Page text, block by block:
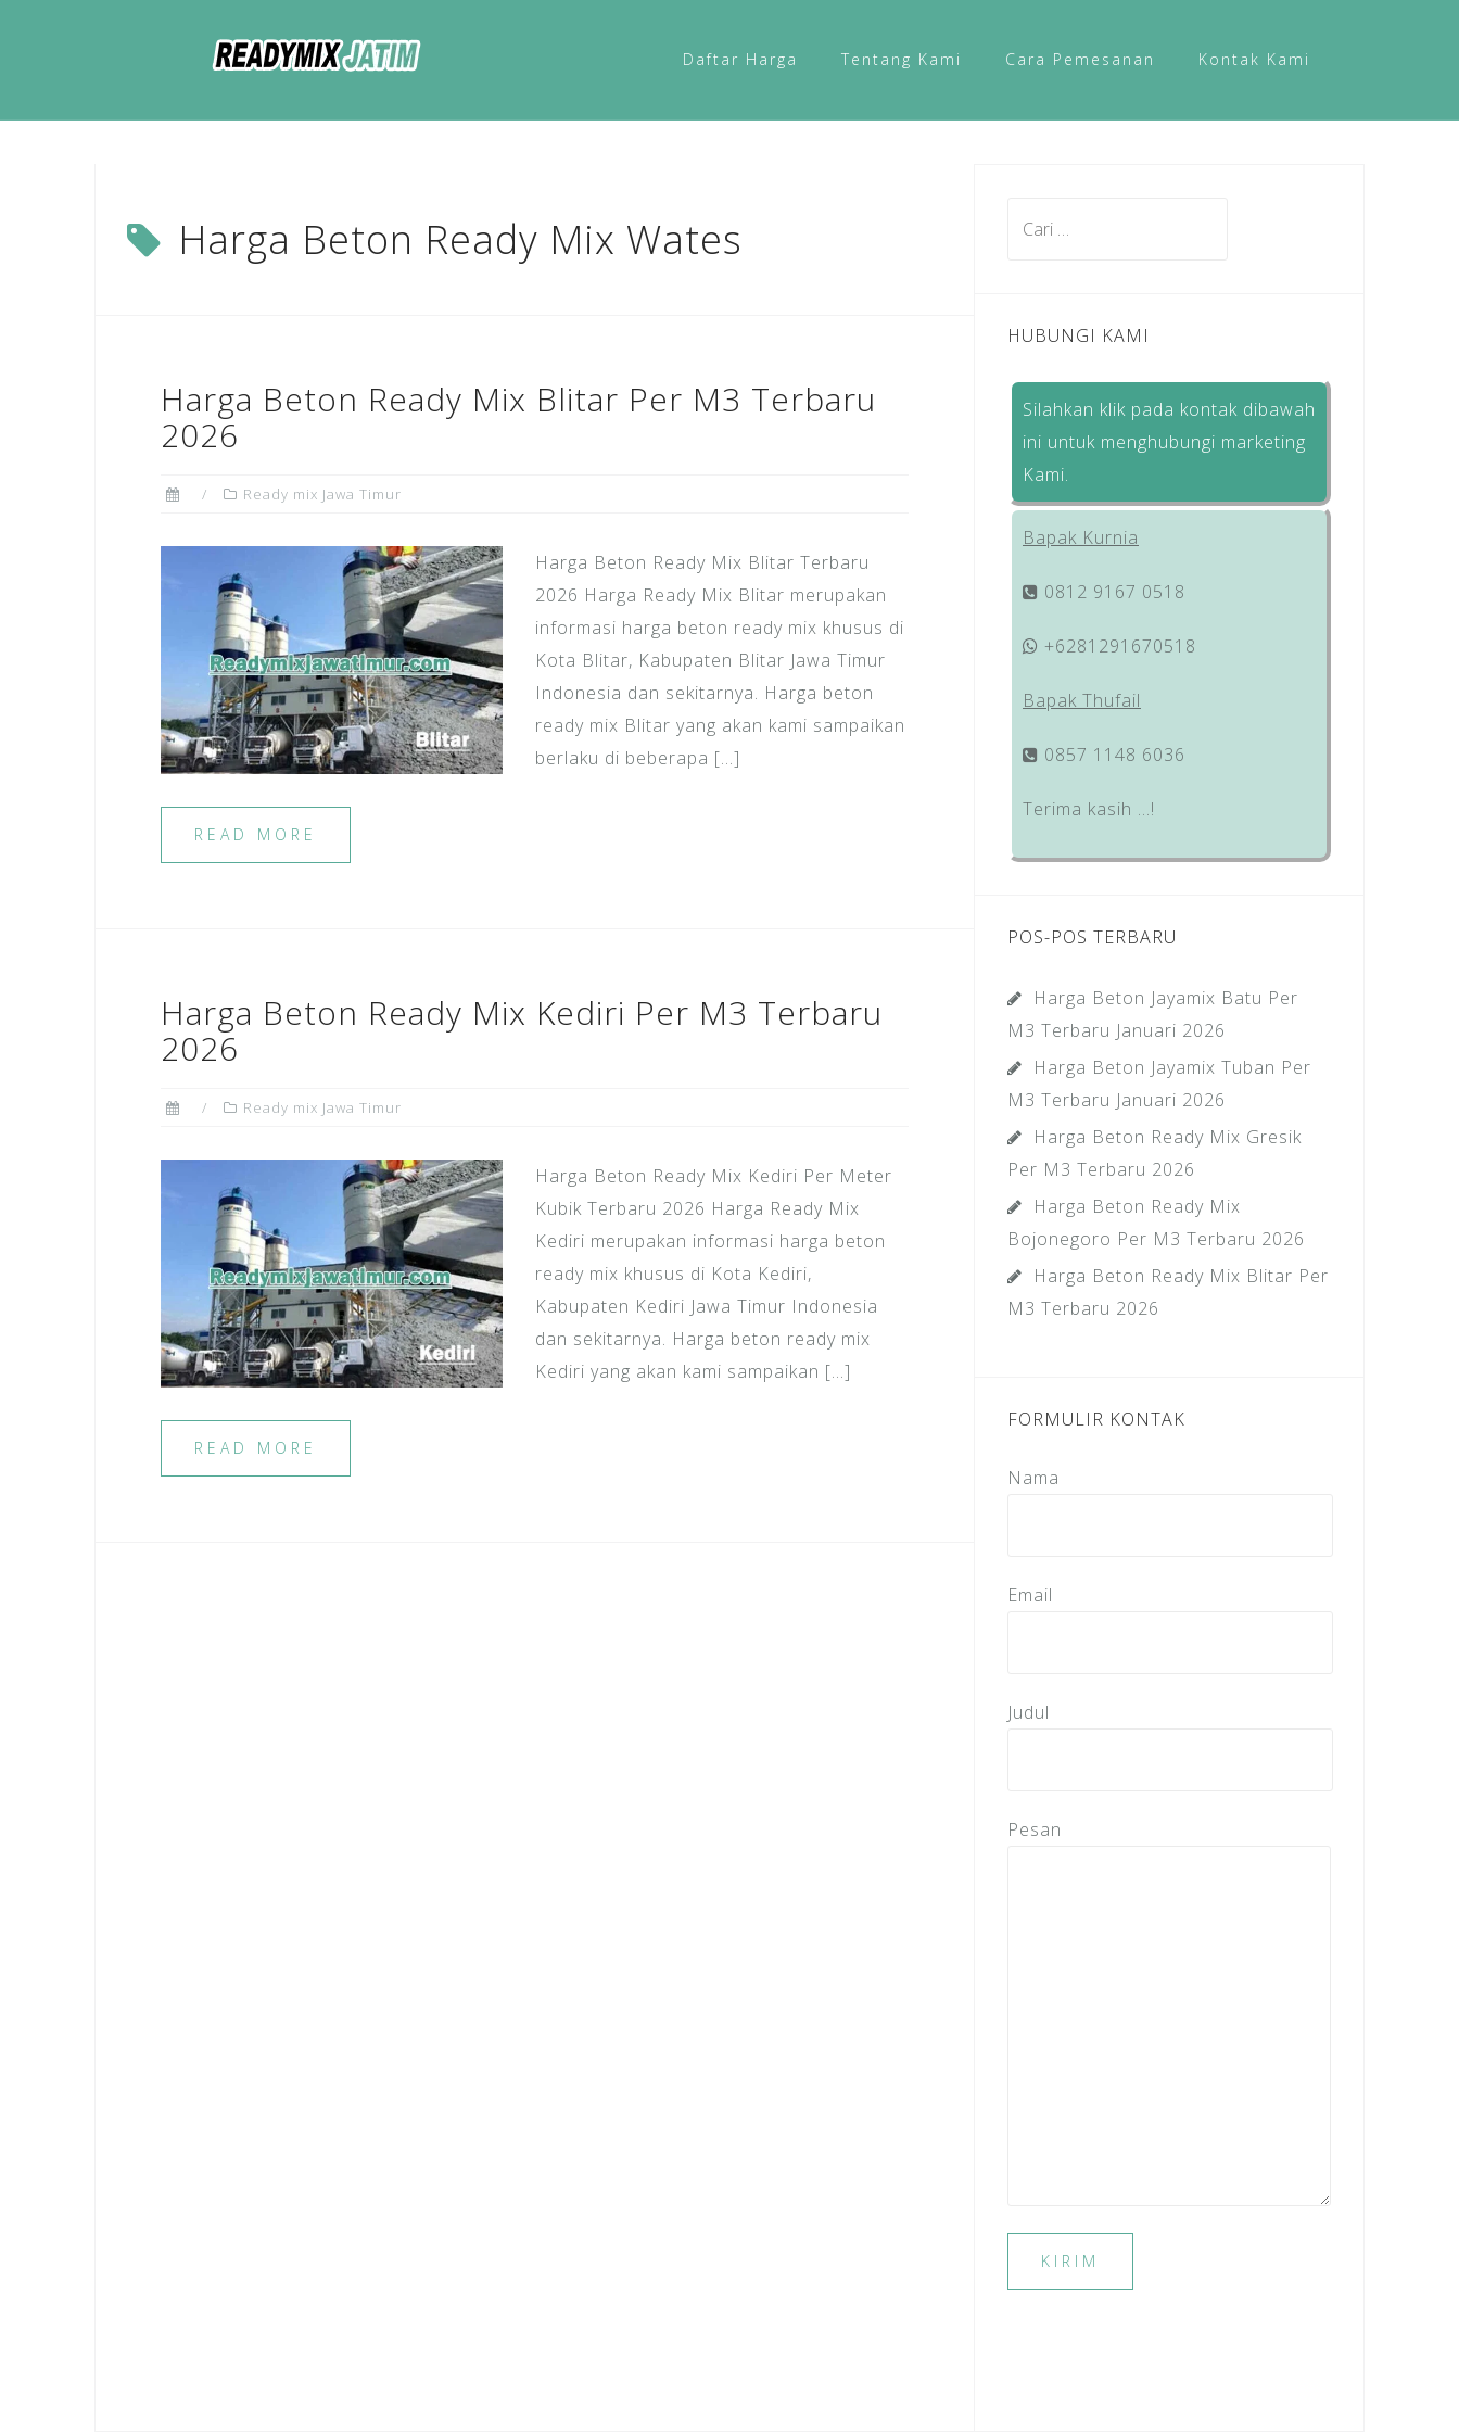
Daftar Harga Tentang Kami Cara Pemesanan Kontak Kami
Harga Beton Ready Mix Wates
Harga Beton Ready Mix Blitar Per M3 Terbaru
2026
Ready mix Jawa Timur
Harga Beton Ready Mix Blitar Terbaru
2026 Harga Ready Mix Blitar merupakan
informasi harga beton ready mix khusus di
Kota Blitar, Kabupaten Blitar Jawa Timur
Indonesia dan sekitarnya. Harga beton
ready mix Blitar yang akan kami sampaikan
berlaku di beberapa […]
READ MORE
Harga Beton Ready Mix Kediri Per M3 Terbaru
2026
Ready mix Jawa Timur
Harga Beton Ready Mix Kediri Per Meter
Kubik Terbaru 2026 Harga Ready Mix
Kediri merupakan informasi harga beton
ready mix khusus di Kota Kediri,
Kabupaten Kediri Jawa Timur Indonesia
dan sekitarnya. Harga beton ready mix
Kediri yang akan kami sampaikan […]
READ MORE
HUBUNGI KAMI
Silahkan klik pada kontak dibawah
ini untuk menghubungi marketing
Kami.
Bapak Kurnia
0812 9167 0518
+6281291670518
Bapak Thufail
0857 1148 6036
Terima kasih …!
POS-POS TERBARU
Harga Beton Jayamix Batu Per
M3 Terbaru Januari 2026
Harga Beton Jayamix Tuban Per
M3 Terbaru Januari 2026
Harga Beton Ready Mix Gresik
Per M3 Terbaru 2026
Harga Beton Ready Mix
Bojonegoro Per M3 Terbaru 2026
Harga Beton Ready Mix Blitar Per
M3 Terbaru 2026
FORMULIR KONTAK
Nama
Email
Judul
Pesan